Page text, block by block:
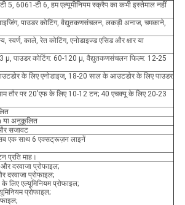
5, 6061-टी 6, हम एल्यूमीनियम स्क्रैप का कभी इस्तेमाल नहीं
पाउडर कोटिंग, वैद्युतकणसंचलन, लकड़ी अनाज, चमकाने,
स्वर्ण, काले, रेत कोटिंग, एनोडाइज्ड एसिड और क्षार या
μ, पाउडर कोटिंग: 60-120 μ, वैद्युतकणसंचलन फिल्म: 12-25
के लिए एनोडाइज, 18-20 साल के आउटडोर के लिए पाउडर
तौर पर 20'एफ के लिए 10-12 टन; 40 एचक्यू के लिए 20-23
या अनुकूलित
सजावट
एक साथ 6 एक्सट्रूज़न लाइनें
प्रति माह।
दरवाजा प्रोफाइल;
दरवाजा प्रोफाइल;
लिए एल्यूमिनियम प्रोफाइल;
प्रोफाइल;